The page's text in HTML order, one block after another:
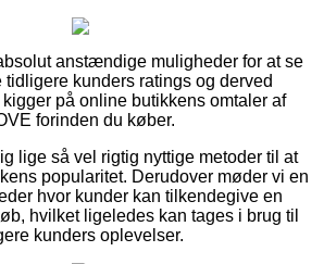
anstændige muligheder for at se
kunders ratings og derved
på online butikkens omtaler af
forinden du køber.
lige så vel rigtig nyttige metoder til at
popularitet. Derudover møder vi en
hvor kunder kan tilkendegive en
hvilket ligeledes kan tages i brug til
kunders oplevelser.